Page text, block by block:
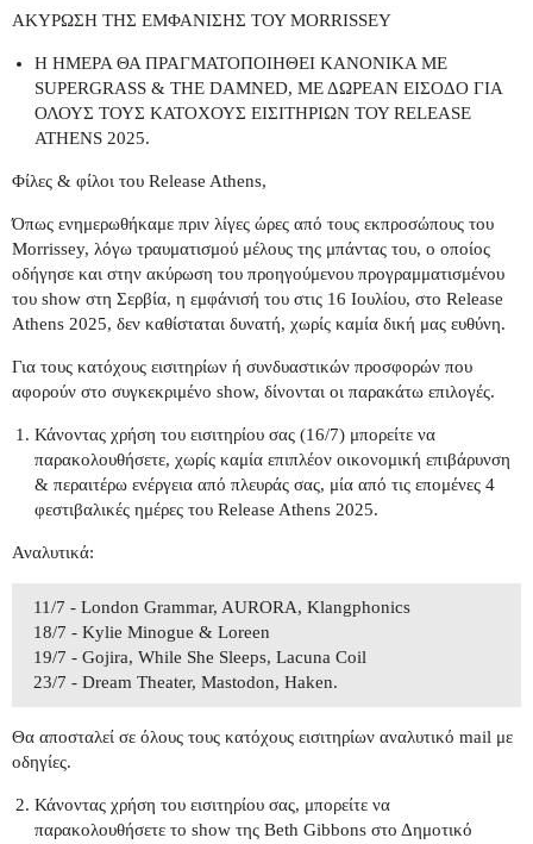
ΑΚΥΡΩΣΗ ΤΗΣ ΕΜΦΑΝΙΣΗΣ ΤΟΥ MORRISSEY
Η ΗΜΕΡΑ ΘΑ ΠΡΑΓΜΑΤΟΠΟΙΗΘΕΙ ΚΑΝΟΝΙΚΑ ΜΕ
SUPERGRASS & THE DAMNED, ΜΕ ΔΩΡΕΑΝ ΕΙΣΟΔΟ ΓΙΑ
ΟΛΟΥΣ ΤΟΥΣ ΚΑΤΟΧΟΥΣ ΕΙΣΙΤΗΡΙΩΝ ΤΟΥ RELEASE
ATHENS 2025.
Φίλες & φίλοι του Release Athens,
Όπως ενημερωθήκαμε πριν λίγες ώρες από τους εκπροσώπους του
Morrissey, λόγω τραυματισμού μέλους της μπάντας του, ο οποίος
οδήγησε και στην ακύρωση του προηγούμενου προγραμματισμένου
του show στη Σερβία, η εμφάνισή του στις 16 Ιουλίου, στο Release
Athens 2025, δεν καθίσταται δυνατή, χωρίς καμία δική μας ευθύνη.
Για τους κατόχους εισιτηρίων ή συνδυαστικών προσφορών που
αφορούν στο συγκεκριμένο show, δίνονται οι παρακάτω επιλογές.
Κάνοντας χρήση του εισιτηρίου σας (16/7) μπορείτε να
παρακολουθήσετε, χωρίς καμία επιπλέον οικονομική επιβάρυνση
& περαιτέρω ενέργεια από πλευράς σας, μία από τις επομένες 4
φεστιβαλικές ημέρες του Release Athens 2025.
Αναλυτικά:
11/7 - London Grammar, AURORA, Klangphonics
18/7 - Kylie Minogue & Loreen
19/7 - Gojira, While She Sleeps, Lacuna Coil
23/7 - Dream Theater, Mastodon, Haken.
Θα αποσταλεί σε όλους τους κατόχους εισιτηρίων αναλυτικό mail με
οδηγίες.
Κάνοντας χρήση του εισιτηρίου σας, μπορείτε να
παρακολουθήσετε το show της Beth Gibbons στο Δημοτικό